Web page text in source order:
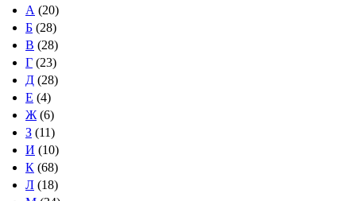
А (20)
Б (28)
В (28)
Г (23)
Д (28)
Е (4)
Ж (6)
З (11)
И (10)
К (68)
Л (18)